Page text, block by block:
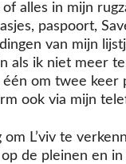
alles in mijn
paspoort,
van mijn
als ik niet meer
om twee keer
ook via mijn
om L’viv te
de pleinen en